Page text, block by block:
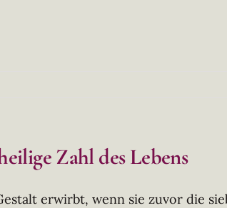
Zahl des Lebens
erwirbt, wenn sie zuvor die